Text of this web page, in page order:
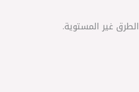
غير المستوية.